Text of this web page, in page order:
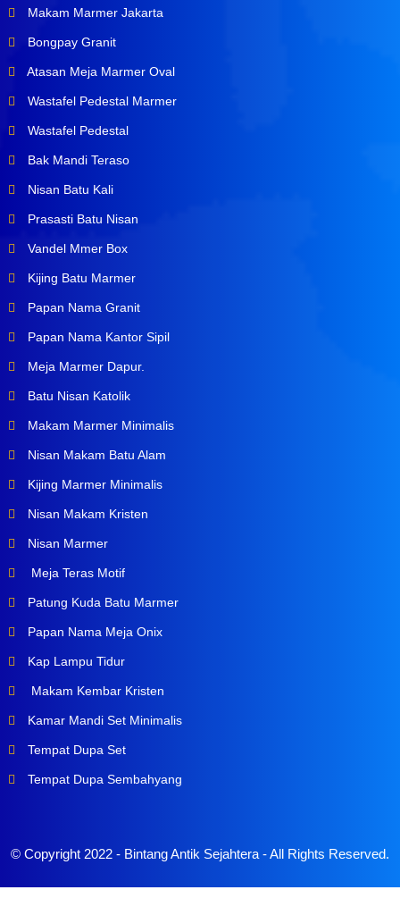
Makam Marmer Jakarta
Bongpay Granit
Atasan Meja Marmer Oval
Wastafel Pedestal Marmer
Wastafel Pedestal
Bak Mandi Teraso
Nisan Batu Kali
Prasasti Batu Nisan
Vandel Mmer Box
Kijing Batu Marmer
Papan Nama Granit
Papan Nama Kantor Sipil
Meja Marmer Dapur.
Batu Nisan Katolik
Makam Marmer Minimalis
Nisan Makam Batu Alam
Kijing Marmer Minimalis
Nisan Makam Kristen
Nisan Marmer
Meja Teras Motif
Patung Kuda Batu Marmer
Papan Nama Meja Onix
Kap Lampu Tidur
Makam Kembar Kristen
Kamar Mandi Set Minimalis
Tempat Dupa Set
Tempat Dupa Sembahyang
© Copyright 2022 - Bintang Antik Sejahtera- All Rights Reserved.